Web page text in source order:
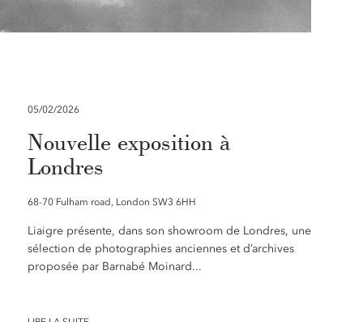
05/02/2026
Nouvelle exposition à
Londres
68-70 Fulham road, London SW3 6HH
Liaigre présente, dans son showroom de Londres, une
sélection de photographies anciennes et d’archives
proposée par Barnabé Moinard...